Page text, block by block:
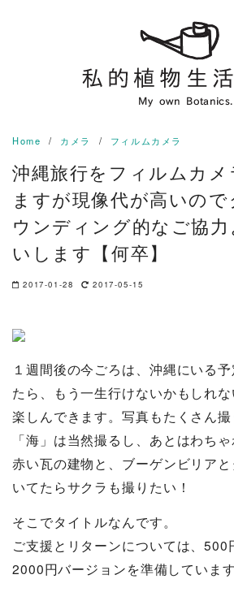
Home カメラ フィルムカメラ
沖縄旅行をフィルムカメ
ますが現像代が高いの
ウンディング的なご協
いします【何卒】
2017-01-28 2017-05-15
１週間後の今ごろは、沖縄にいる
たら、もう一生行けないかもしれ
楽しんできます。写真もたくさん撮
「海」は当然撮るし、あとはわち
赤い瓦の建物と、ブーゲンビリア
いてたらサクラも撮りたい！
そこでタイトルなんです。
ご支援とリターンについては、500
2000円バージョンを準備していま